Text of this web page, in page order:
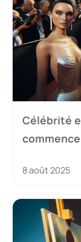
Célébrité
8 août 2025